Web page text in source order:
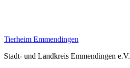
Tierheim Emmendingen
Stadt- und Landkreis Emmendingen e.V.